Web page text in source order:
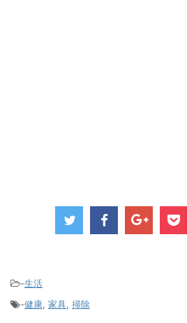
-生活
-健康, 家具, 掃除